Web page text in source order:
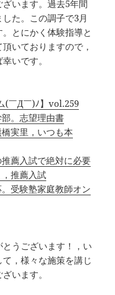
います。過去5年間
た。この調子で3月
とにかく体験指導と
いておりますので，
いです。
(￣Д￣)ﾉ】vol.259
。志望理由書
実里，いつも本
薦入試で絶対に必要
推薦入試
受験塾家庭教師オン
うございます！，い
，様々な施策を講じ
います。